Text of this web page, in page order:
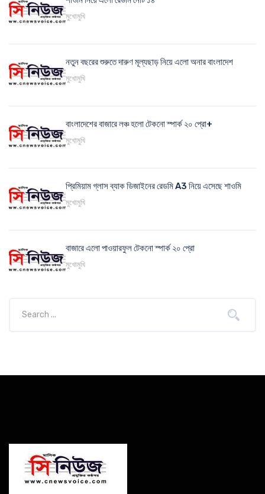
মুখোমুখি
নতুন বছরের শুরুতে দারুণ মূল্যছাড় নিয়ে এলো অনার বাংলাদেশ
মুখোমুখি
বাংলাদেশের বাজারে লঞ্চ হলো টেকনো স্পার্ক ২০ প্রো+
মুখোমুখি
প্রিমিয়াম গ্লাস ব্যাক ডিজাইনের রেডমি A3 নিয়ে এসেছে শাওমি
মুখোমুখি
বাজারে এলো পাওয়ারফুল টেকনো স্পার্ক ২০ প্রো
মুখোমুখি